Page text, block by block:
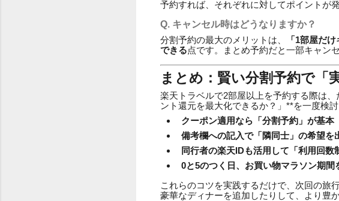
予約すれば、それぞれに対してポイントが
Q. キャンセル時はどうなりますか？
分割予約の最大のメリットは、
「1部屋だ
できる点です。まとめ予約だと一部キャン
まとめ：賢い分割予約で「
楽天トラベルで2部屋以上を予約する際は
ント還元を最大化できるか？」**を一度検討
クーポン適用なら「分割予約」が基本
備考欄への記入で「隣同士」の希望を
同行者の楽天IDも活用して「利用回数
0と5のつく日、お買い物マラソン期間
これらのコツを実践するだけで、次回の旅
豪華なディナーを追加したりして、より豊